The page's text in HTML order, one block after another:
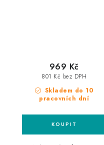
Skladem do 10
pracovních dní
801 Kč bez DPH
969 Kč